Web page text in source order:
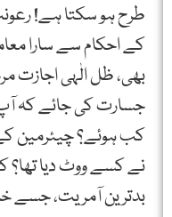
طرح ہو سکتا ہے!
کے احکام سے سارا
بھی، ظل الٰہی اجازت
جسارت کی جائے کہ آپ
کب ہوئے؟ چیئرمین
نے کسے ووٹ دیا
بدترین آمریت، جسے